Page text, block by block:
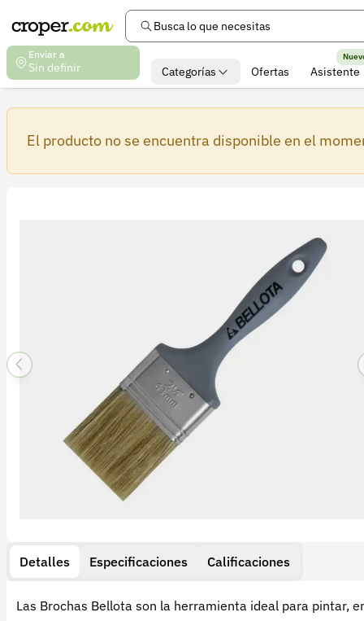
Busca lo que necesitas
Enviar a
Sin definir Categorías Ofertas Asistente
El producto no se encuentra disponible en el
Detalles Especificaciones Calificaciones
Las Brochas Bellota son la herramienta ideal para pintar,